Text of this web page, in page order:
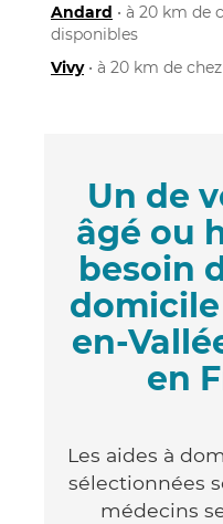
Andard • à 20 km de
disponibles
Vivy• à 20 km de
Un de
âgé ou
besoin
en-
en
Les aides à
sélectionnées
médecins